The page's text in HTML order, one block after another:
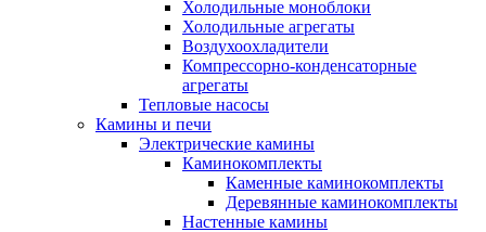
Холодильные моноблоки
Холодильные агрегаты
Воздухоохладители
Компрессорно-конденсаторные
агрегаты
Тепловые насосы
Камины и печи
Электрические камины
Каминокомплекты
Каменные каминокомплекты
Деревянные каминокомплекты
Настенные камины